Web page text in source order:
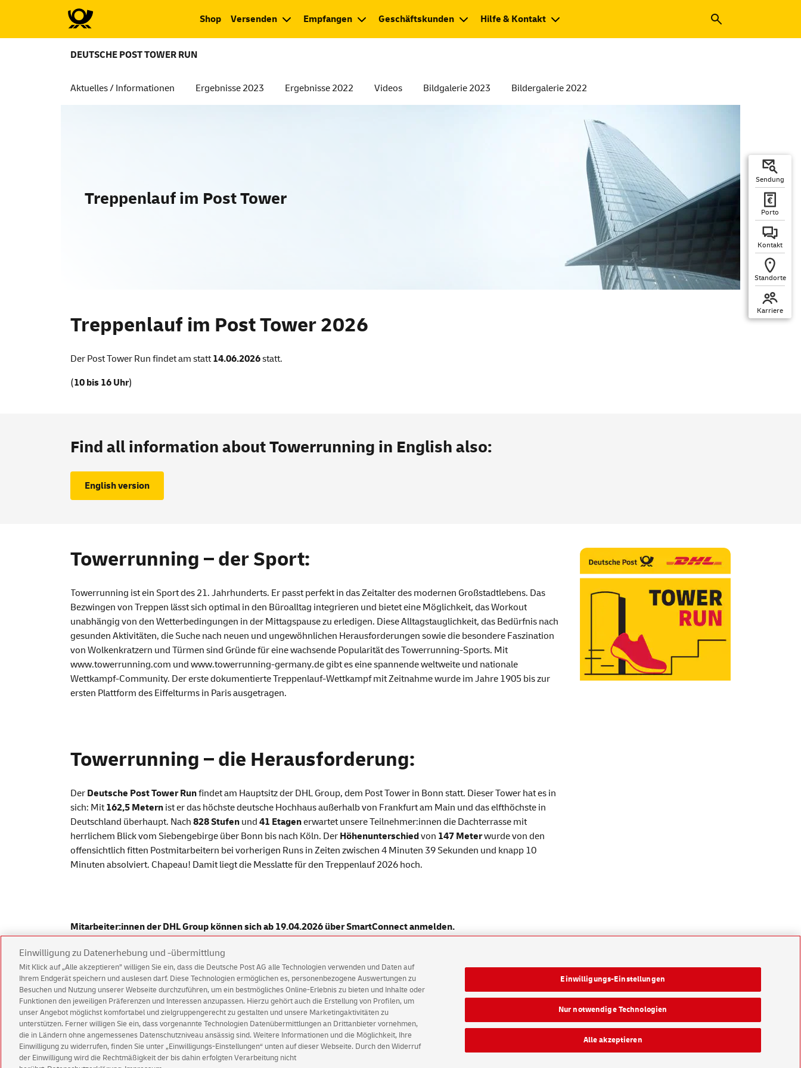
Shop Versenden Empfangen Geschäftskunden Hilfe & Kontakt
DEUTSCHE POST TOWER RUN
Aktuelles / Informationen Ergebnisse 2023 Ergebnisse 2022 Videos Bildgalerie 2023 Bildergalerie 2022
Sendung
Porto
Kontakt
Standorte
Karriere
Treppenlauf im Post Tower
Treppenlauf im Post Tower
Treppenlauf im Post Tower 2026
Der Post Tower Run findet am statt 14.06.2026statt.
(10 bis 16 Uhr)
Find all information about Towerrunning in English also:
English version
Towerrunning – der Sport:
Towerrunning ist ein Sport des 21. Jahrhunderts. Er passt perfekt in das Zeitalter des modernen Großstadtlebens. Das
Bezwingen von Treppen lässt sich optimal in den Büroalltag integrieren und bietet eine Möglichkeit, dasWorkout
unabhängig von den Wetterbedingungen in der Mittagspause zu erledigen. Diese Alltagstauglichkeit, das Bedürfnis nach
gesunden Aktivitäten, die Suche nach neuen und ungewöhnlichen Herausforderungen sowie die besondere Faszination
von Wolkenkratzern und Türmen sind Gründe für eine wachsende Popularität desTowerrunning-Sports. Mit
www.towerrunning.com und www.towerrunning-germany.degibt es eine spannende weltweite und nationale
Wettkampf-Community. Der erste dokumentierte Treppenlauf-Wettkampf mit Zeitnahme wurde im Jahre 1905 bis zur
ersten Plattform des Eiffelturms in Paris ausgetragen.
Towerrunning – die Herausforderung:
Der Deutsche Post Tower Runfindet am Hauptsitz der DHL Group, dem Post Tower in Bonn statt. DieserTower hat es in
sich: Mit 162,5 Metern ist er das höchste deutsche Hochhaus außerhalb von Frankfurt am Main und das elfthöchste in
Deutschland überhaupt. Nach 828 Stufen und 41 Etagenerwartet unsere Teilnehmer:innen die Dachterrasse mit
herrlichem Blick vom Siebengebirge über Bonn bis nach Köln. Der Höhenunterschiedvon 147 Meterwurde von den
offensichtlich fitten Postmitarbeitern bei vorherigen Runs in Zeiten zwischen 4 Minuten 39 Sekunden und knapp 10
Minuten absolviert. Chapeau! Damit liegt die Messlatte für den Treppenlauf 2026 hoch.
Mitarbeiter:innen der DHL Group können sich ab 19.04.2026 über SmartConnect anmelden.
English Version
Impressum Rechtliche Hinweise Datenschutz Barrierefreiheit Einwilligungs-Einstellungen
Karriere Presse
Einwilligung zu Datenerhebung und -übermittlung
Mit Klick auf „Alle akzeptieren” willigen Sie ein, dass die Deutsche Post AG alle Technologien verwenden und Daten auf
Ihrem Endgerät speichern und auslesen darf. Diese Technologien ermöglichen es, personenbezogene Auswertungen zu
Besuchen und Nutzung unserer Webseite durchzuführen, um ein bestmögliches Online-Erlebnis zu bieten und Inhalte oder
Funktionen den jeweiligen Präferenzen und Interessen anzupassen. Hierzu gehört auch die Erstellung von Profilen, um
unser Angebot möglichst komfortabel und zielgruppengerecht zu gestalten und unsere Marketingaktivitäten zu
unterstützen. Ferner willigen Sie ein, dass vorgenannte Technologien Datenübermittlungen an Drittanbieter vornehmen,
die in Ländern ohne angemessenes Datenschutzniveau ansässig sind. Weitere Informationen und die Möglichkeit, Ihre
Einwilligung zu widerrufen, finden Sie unter „Einwilligungs-Einstellungen“ unten auf dieser Webseite. Durch den Widerruf
der Einwilligung wird die Rechtmäßigkeit der bis dahin erfolgten Verarbeitung nicht
Einwilligungs-Einstellungen
Nur notwendige Technologien
Alle akzeptieren